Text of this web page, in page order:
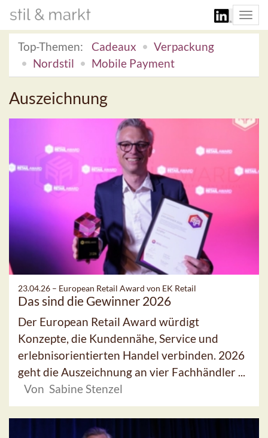
Top-Themen:
Cadeaux
Verpackung
Nordstil
Mobile Payment
Auszeichnung
23.04.26 – European Retail Award von EK Retail
Das sind die Gewinner 2026
Der European Retail Award würdigt
Konzepte, die Kundennähe, Service und
erlebnisorientierten Handel verbinden. 2026
geht die Auszeichnung an vier Fachhändler ...
Von Sabine Stenzel